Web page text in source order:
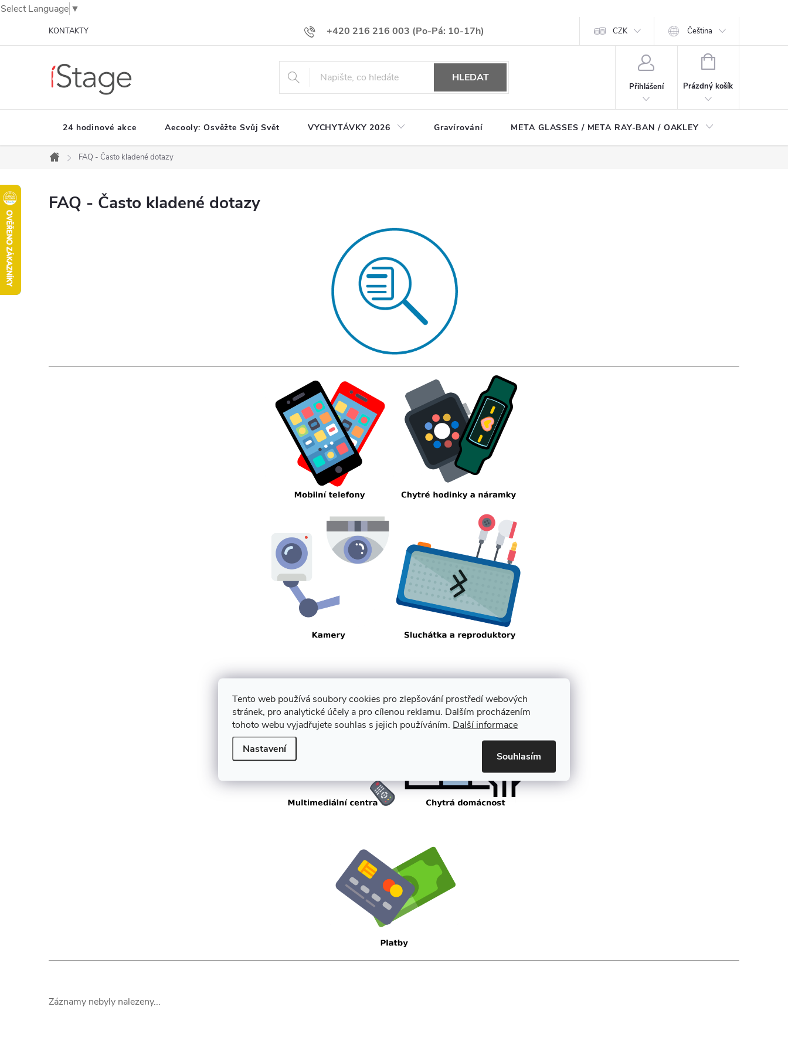
Select Language ▼
Tento web používá soubory cookies pro zlepšování prostředí webových
stránek, pro analytické účely a pro cílenou reklamu. Dalším procházením
tohoto webu vyjadřujete souhlas s jejich používáním. Další informace
Nastavení
Souhlasím
+420 216 216 003
KONTAKTY CZK Čeština
HLEDAT
Přihlášení
NÁKUPNÍ
Prázdný košík
24 hodinové akce Aecooly: Osvěžte Svůj Svět VYCHYTÁVKY 2026 Gravírování META GLASSES / META RAY-BAN / OAKLEY
Domů
FAQ - Často kladené dotazy
FAQ - Často kladené dotazy
Záznamy nebyly nalezeny...